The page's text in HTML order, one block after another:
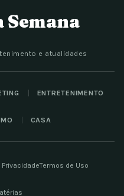
Semana
e atualidades
ENTRETENIMENTO
CASA
PrivacidadeTermos de Uso